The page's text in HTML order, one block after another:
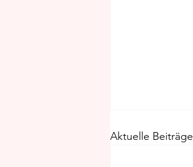
Aktuelle Beiträge